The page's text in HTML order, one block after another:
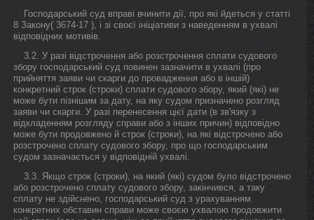
Господарський суд вправі вчинити дії, про які йдеться у статті
8 Закону( 3674-17 ), і зі своєї ініціативи з наведенням в ухвалі
відповідних мотивів.
3.2. У разі відстрочення або розстрочення сплати судового
збору господарський суд повинен зазначити в ухвалі (про
прийняття заяви чи скарги до провадження або в іншій)
конкретний строк (строки) сплати судового збору, який (які) не
може бути пізнішим за дату, на яку судом призначено розгляд
заяви чи скарги. У разі перенесення цієї дати (в зв'язку з
відкладенням розгляду справи або з інших причин) відповідно
може бути продовжено й строк (строки), на які відстрочено або
розстрочено сплату судового збору, про що господарським
судом зазначається у відповідній ухвалі.
3.3. Якщо строк (строки), на який (які) судом було відстрочено
або розстрочено сплату судового збору, закінчився, а таку
сплату не здійснено, господарський суд з урахуванням
конкретних обставин справи може своєю ухвалою продовжити